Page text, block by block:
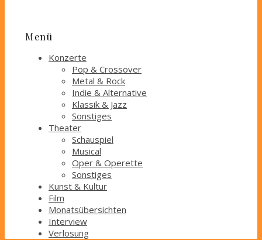
Menü
Konzerte
Pop & Crossover
Metal & Rock
Indie & Alternative
Klassik & Jazz
Sonstiges
Theater
Schauspiel
Musical
Oper & Operette
Sonstiges
Kunst & Kultur
Film
Monatsübersichten
Interview
Verlosung